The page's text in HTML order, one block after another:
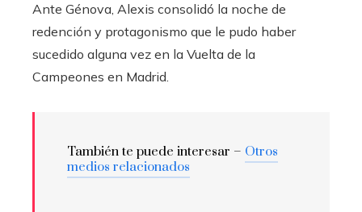
Ante Génova, Alexis consolidó la noche de
redención y protagonismo que le pudo haber
sucedido alguna vez en la Vuelta de la
Campeones en Madrid.
También te puede interesar – Otros
medios relacionados